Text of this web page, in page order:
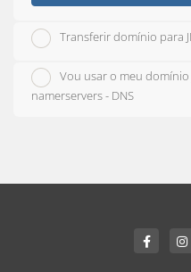
Transferir domínio para
Vou usar o meu
namerservers - DNS